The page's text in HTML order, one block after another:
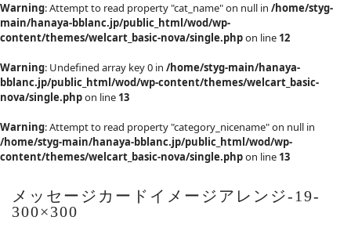
Warning: Attempt to read property "cat_name" on null in /home/styg-
main/hanaya-bblanc.jp/public_html/wod/wp-
content/themes/welcart_basic-nova/single.phpon line 12
Warning: Undefined array key 0 in /home/styg-main/hanaya-
bblanc.jp/public_html/wod/wp-content/themes/welcart_basic-
nova/single.phpon line 13
Warning: Attempt to read property "category_nicename" on null in
/home/styg-main/hanaya-bblanc.jp/public_html/wod/wp-
content/themes/welcart_basic-nova/single.phpon line 13
メッセージカードイメージアレンジ-19-
300×300